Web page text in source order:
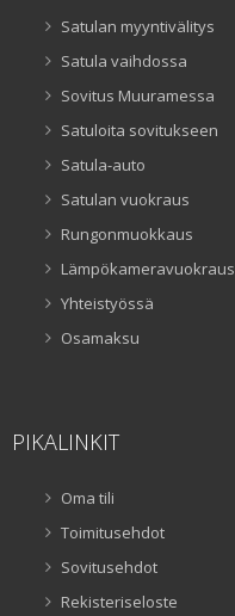
Satulan myyntivälitys
Satula vaihdossa
Sovitus Muuramessa
Satuloita sovitukseen
Satula-auto
Satulan vuokraus
Rungonmuokkaus
Lämpökameravuokraus
Yhteistyössä
Osamaksu
PIKALINKIT
Oma tili
Toimitusehdot
Sovitusehdot
Rekisteriseloste